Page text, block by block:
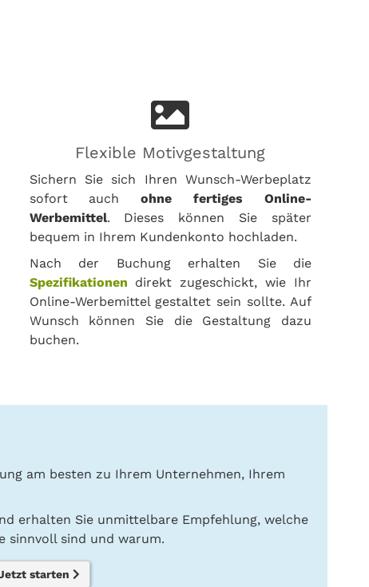
Flexible Motivgestaltung
Sichern Sie sich Ihren Wunsch-Werbeplatz
sofort auchohne fertiges Online-
Werbemittel. Dieses können Sie später
bequem in Ihrem Kundenkonto hochladen.
Nach der Buchung erhalten Sie die
Spezifikationen direkt zugeschickt, wie Ihr
Online-Werbemittel gestaltet sein sollte. Auf
Wunsch können Sie die Gestaltung dazu
buchen.
am besten zu Ihrem Unternehmen, Ihrem
erhalten Sie unmittelbare Empfehlung, welche
sinnvoll sind und warum.
starten